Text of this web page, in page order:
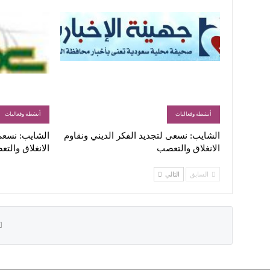
أنشطة وفعاليات
الشايب: نسعى لتجديد الفكر الديني ونقاوم
الانغلاق والتعصب
أنشطة وفعاليات
الشايب:
الانغلاق
السابق التالي